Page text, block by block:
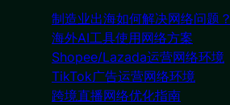
制造业出海如何解决网络问题？
海外AI工具使用网络方案
Shopee/Lazada运营网络环境
TikTok广告运营网络环境
跨境直播网络优化指南